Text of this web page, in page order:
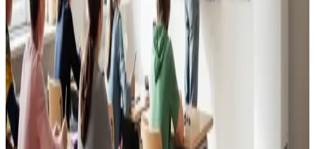
Erhvervsventilation
Kontorer, klinikker, butikker og restauranter i Søndersø.
Godt indeklima for alle.
Læs mere